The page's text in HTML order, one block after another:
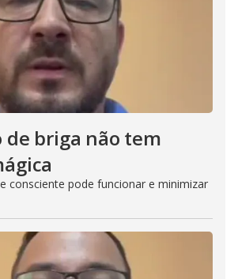
de briga não tem
consciente pode funcionar e minimizar